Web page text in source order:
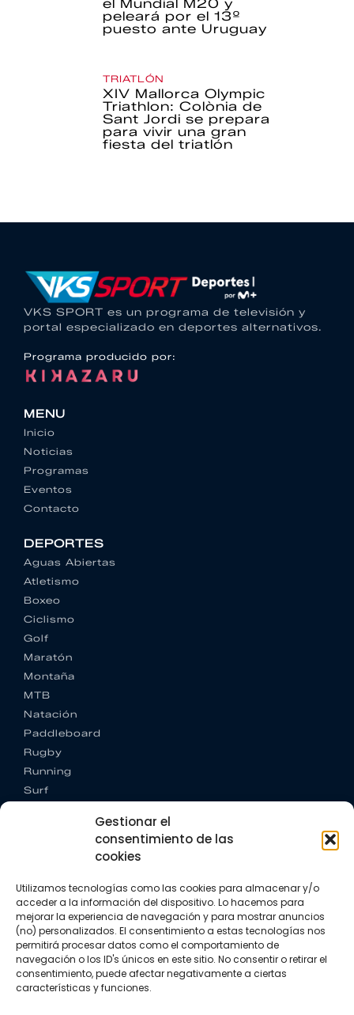
Gestionar el
consentimiento de las
cookies
Utilizamos tecnologías como las cookies para almacenar y/o
acceder a la información del dispositivo. Lo hacemos para
mejorar la experiencia de navegación y para mostrar anuncios
(no) personalizados. El consentimiento a estas tecnologías nos
permitirá procesar datos como el comportamiento de
navegación o los ID's únicos en este sitio. No consentir o retirar el
consentimiento, puede afectar negativamente a ciertas
características y funciones.
el Mundial M20 y
peleará por el 13º
puesto ante Uruguay
TRIATLÓN
XIV Mallorca Olympic
Triathlon: Colònia de
Sant Jordi se prepara
para vivir una gran
fiesta del triatlón
VKS SPORT es un programa de televisión y
portal especializado en deportes alternativos.
Programa producido por:
MENU
Inicio
Noticias
Programas
Eventos
Contacto
DEPORTES
Aguas Abiertas
Atletismo
Boxeo
Ciclismo
Golf
Maratón
Montaña
MTB
Natación
Paddleboard
Rugby
Running
Surf
CONTACTO
+34 662 342 177
info@vkssport.com
SÍGUENOS